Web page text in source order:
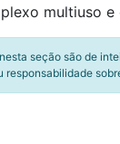
multiuso
seção são de